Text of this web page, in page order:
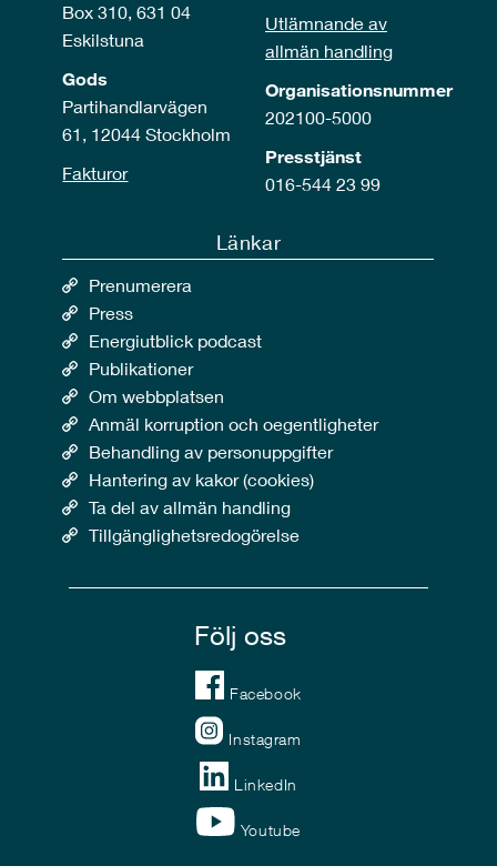
Box 310, 631 04
Eskilstuna
Gods
Partihandlarvägen
61, 12044 Stockholm
Fakturor
Utlämnande av
allmän handling
Organisationsnummer
202100-5000
Presstjänst
016-544 23 99
Länkar
Prenumerera
Press
Energiutblick podcast
Publikationer
Om webbplatsen
Anmäl korruption och oegentligheter
Behandling av personuppgifter
Hantering av kakor (cookies)
Ta del av allmän handling
Tillgänglighetsredogörelse
Följ oss
Facebook
Instagram
LinkedIn
Youtube